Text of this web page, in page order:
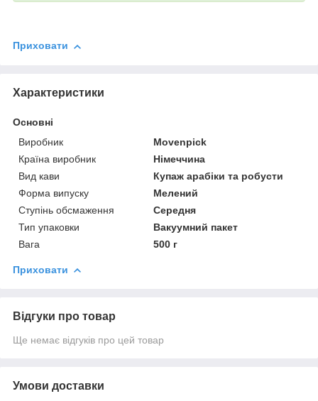
Приховати
Характеристики
Основні
Виробник
Movenpick
Країна виробник
Німеччина
Вид кави
Купаж арабіки та робусти
Форма випуску
Мелений
Ступінь обсмаження
Середня
Тип упаковки
Вакуумний пакет
Вага
500 г
Приховати
Відгуки про товар
Ще немає відгуків про цей товар
Умови доставки